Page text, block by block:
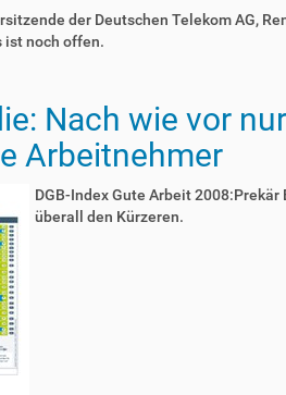
der Deutschen Telekom AG,
ist noch offen.
Nach wie vor
Arbeitnehmer
DGB-Index Gute Arbeit
überall den Kürzeren.